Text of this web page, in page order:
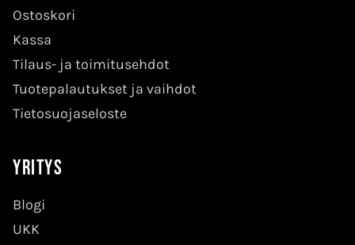
Ostoskori
Kassa
Tilaus- ja toimitusehdot
Tuotepalautukset ja vaihdot
Tietosuojaseloste
Yritys
Blogi
UKK